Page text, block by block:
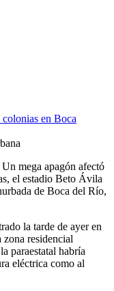
mega apagón afectó
el estadio Beto Ávila
de Boca del Río,
la tarde de ayer en
residencial
paraestatal habría
eléctrica como al